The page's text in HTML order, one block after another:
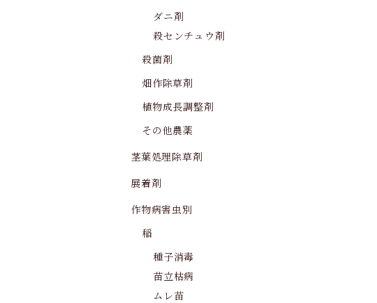
ダニ剤
殺センチュウ剤
殺菌剤
畑作除草剤
植物成長調整剤
その他農薬
茎葉処理除草剤
展着剤
作物病害虫別
稲
種子消毒
苗立枯病
ムレ苗